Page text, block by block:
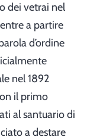
dei vetrai nel
a partire
d’ordine
nel 1892
il primo
al santuario di
a destare